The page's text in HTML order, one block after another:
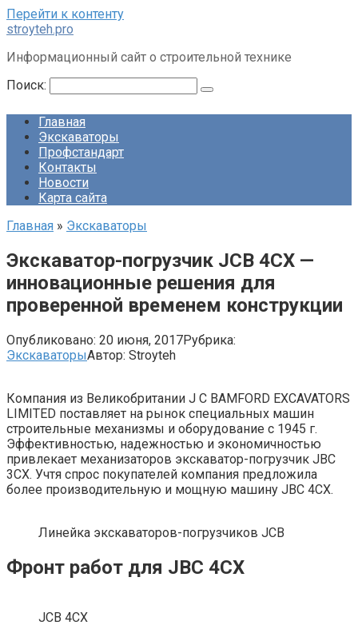
Перейти к контенту
stroyteh.pro
Информационный сайт о строительной технике
Поиск:
Главная
Экскаваторы
Профстандарт
Контакты
Новости
Карта сайта
Главная » Экскаваторы
Экскаватор-погрузчик JCB 4СХ —
инновационные решения для
проверенной временем конструкции
Опубликовано: 20 июня, 2017Рубрика:
ЭкскаваторыАвтор: Stroyteh
Компания из Великобритании J C BAMFORD EXCAVATORS
LIMITED поставляет на рынок специальных машин
строительные механизмы и оборудование с 1945 г.
Эффективностью, надежностью и экономичностью
привлекает механизаторов экскаватор-погрузчик JBC
3CX. Учтя спрос покупателей компания предложила
более производительную и мощную машину JBC 4CX.
Линейка экскаваторов-погрузчиков JCB
Фронт работ для JBC 4CX
JCB 4CX